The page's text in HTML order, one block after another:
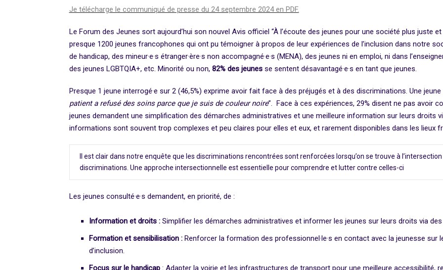
Je télécharge le communiqué de presse du 24 septembre 2024 en PDF.
Le Forum des Jeunes sort aujourd’hui son nouvel Avis officiel “À l’écoute des jeunes pour une société plus juste et
presque 1200 jeunes francophones qui ont pu témoigner à propos de leur expériences de l’inclusion dans notre
de handicap, des mineur·e·s étranger·ère·s non accompagné·e·s (MENA), des jeunes ni en emploi, ni dans
des jeunes LGBTQIA+, etc. Minorité ou non, 82% des jeunesse sentent désavantagé·e·s en tant que jeunes.
Presque 1 jeune interrogé·e sur 2 (46,5%) exprime avoir fait face à des préjugés et à des discriminations. Une jeune
patient a refusé des soins parce que je suis de couleur noire”. Face à ces expériences, 29% disent ne pas avoir
jeunes demandent une simplification des démarches administratives et une meilleure information sur leurs droits
informations sont souvent trop complexes et peu claires pour elles et eux, et rarement disponibles dans les lieux
Il est clair dans notre enquête que les discriminations rencontrées sont renforcées lorsqu’on se trouve à
discriminations. Une approche intersectionnelle est essentielle pour comprendre et lutter contre celles-ci
Les jeunes consulté·e·s demandent, en priorité, de :
Information et droits : Simplifier les démarches administratives et informer les jeunes sur leurs droits via
Formation et sensibilisation : Renforcer la formation des professionnel·le·s en contact avec la jeunesse sur
d’inclusion.
Focus sur le handicap: Adapter la voirie et les infrastructures de transport pour une meilleure accessibilité,